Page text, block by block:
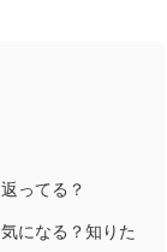
ってる？
になる？知りた